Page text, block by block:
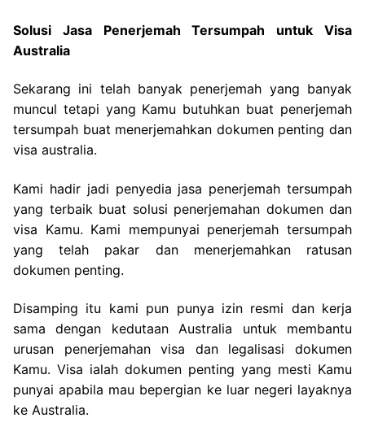
Solusi Jasa Penerjemah Tersumpah untuk Visa
Australia
Sekarang ini telah banyak penerjemah yang banyak
muncul tetapi yang Kamu butuhkan buat penerjemah
tersumpah buat menerjemahkan dokumen penting dan
visa australia.
Kami hadir jadi penyedia jasa penerjemah tersumpah
yang terbaik buat solusi penerjemahan dokumen dan
visa Kamu. Kami mempunyai penerjemah tersumpah
yang telah pakar dan menerjemahkan ratusan
dokumen penting.
Disamping itu kami pun punya izin resmi dan kerja
sama dengan kedutaan Australia untuk membantu
urusan penerjemahan visa dan legalisasi dokumen
Kamu. Visa ialah dokumen penting yang mesti Kamu
punyai apabila mau bepergian ke luar negeri layaknya
ke Australia.